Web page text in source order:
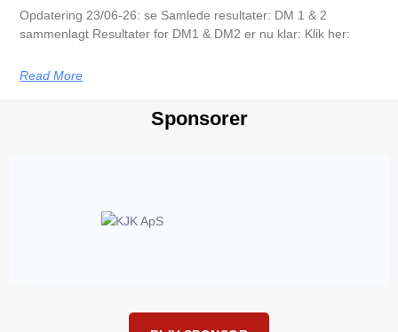
Opdatering 23/06-26: se Samlede resultater: DM 1 & 2
sammenlagt Resultater for DM1 & DM2 er nu klar: Klik her:
Read More
Sponsorer